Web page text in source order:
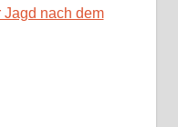
Jagd nach dem